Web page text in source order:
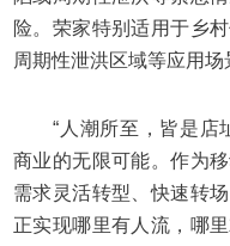
险。荣家特别适用于乡
周期性泄洪区域等应用场
“人潮所至，皆是店
商业的无限可能。作为
需求灵活转型、快速转
正实现哪里有人流，哪